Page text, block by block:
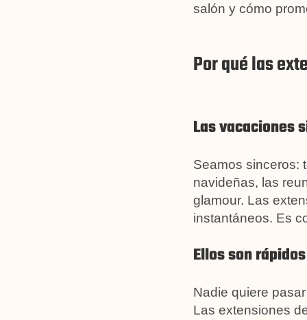
salón y cómo
Por qué las
Las vacaciones
Seamos sinceros:
navideñas, las
glamour. Las
instantáneos. Es
Ellos son
Nadie quiere
Las extensiones